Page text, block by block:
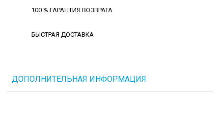
100 % ГАРАНТИЯ ВОЗВРАТА
БЫСТРАЯ ДОСТАВКА
ДОПОЛНИТЕЛЬНАЯ ИНФОРМАЦИЯ